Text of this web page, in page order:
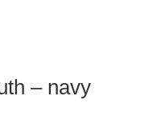
– navy